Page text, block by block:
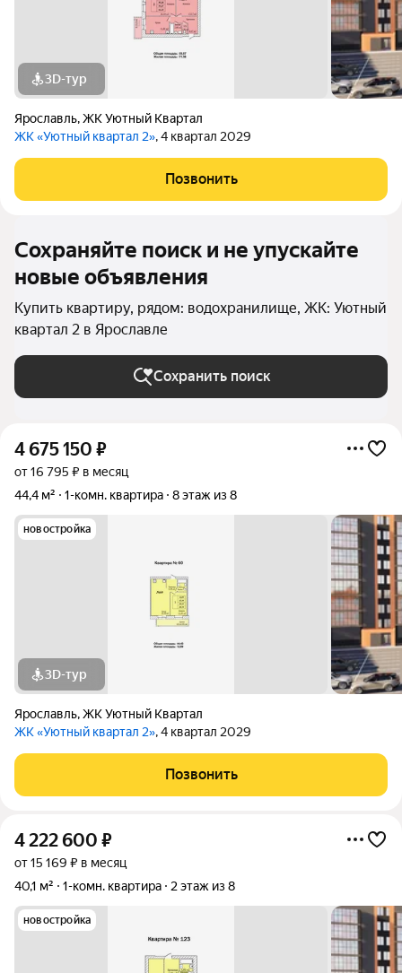
3D-тур
Ярославль,ЖК Уютный Квартал
ЖК «Уютный квартал 2», 4 квартал 2029
Позвонить
Сохраняйте поиск и не упускайте
новые объявления
Купить квартиру, рядом: водохранилище, ЖК: Уютный
квартал 2 в Ярославле
Сохранить поиск
4 675 150 ₽
от 16 795 ₽ в месяц
44,4 м²
1-комн. квартира 8 этаж из 8
новостройка
3D-тур
Ярославль,ЖК Уютный Квартал
ЖК «Уютный квартал 2», 4 квартал 2029
Позвонить
4 222 600 ₽
от 15 169 ₽ в месяц
40,1 м²
1-комн. квартира 2 этаж из 8
новостройка